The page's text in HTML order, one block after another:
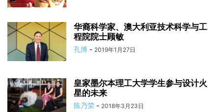
华裔科学家、澳大利亚技术科学与工
程院院士顾敏
孔博 - 2019年1月27日
皇家墨尔本理工大学学生参与设计火
星的未来
陈乃荣 - 2018年3月23日